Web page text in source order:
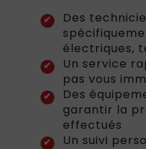
Des
électriques,
Un service
pas vous
Des
garantir la
effectués
Un suivi